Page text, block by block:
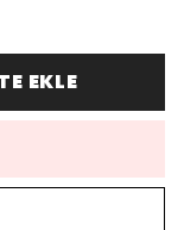
EKLE